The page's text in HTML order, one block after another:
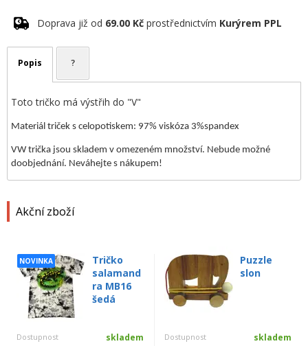
Akční zboží
NOVINKA
Tričko
salamand
ra MB16
šedá
Dostupnost skladem
Puzzle
slon
Dostupnost skladem
Doprava již od 69.00 Kč prostřednictvím Kurýrem PPL
Popis ?
Toto tričko má výstřih do "V"
Materiál triček s celopotiskem: 97% viskóza 3%spandex
VW trička jsou skladem v omezeném množství. Nebude možné
doobjednání. Neváhejte s nákupem!